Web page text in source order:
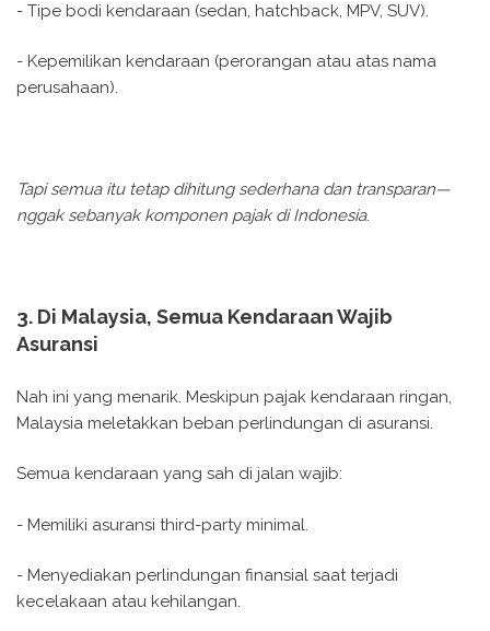
- Tipe bodi kendaraan (sedan, hatchback, MPV, SUV).
- Kepemilikan kendaraan (perorangan atau atas nama
perusahaan).
Tapi semua itu tetap dihitung sederhana dan transparan—
nggak sebanyak komponen pajak di Indonesia.
3. Di Malaysia, Semua Kendaraan Wajib
Asuransi
Nah ini yang menarik. Meskipun pajak kendaraan ringan,
Malaysia meletakkan beban perlindungan di asuransi.
Semua kendaraan yang sah di jalan wajib:
- Memiliki asuransi third-party minimal.
- Menyediakan perlindungan finansial saat terjadi
kecelakaan atau kehilangan.